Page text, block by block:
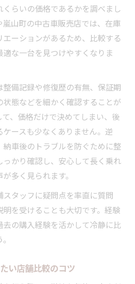
らいの価格であるかを調べまし
嵐山町の中古車販売店では、在庫
ーションがあるため、比較する
な一台を見つけやすくなりま
整備記録や修復歴の有無、保証期
態などを細かく確認することが
、価格だけで決めてしまい、後
ースも少なくありません。逆
納車後のトラブルを防ぐために整
かり確認し、安心して長く乗れ
多く見られます。
タッフに疑問点を率直に質問
明を受けることも大切です。経験
の購入経験を活かして冷静に比
い店舗比較のコツ